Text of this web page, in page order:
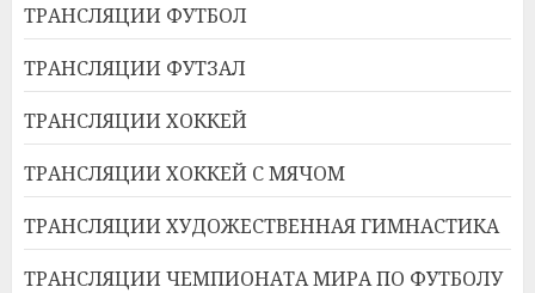
ТРАНСЛЯЦИИ ФУТБОЛ
ТРАНСЛЯЦИИ ФУТЗАЛ
ТРАНСЛЯЦИИ ХОККЕЙ
ТРАНСЛЯЦИИ ХОККЕЙ С МЯЧОМ
ТРАНСЛЯЦИИ ХУДОЖЕСТВЕННАЯ ГИМНАСТИКА
ТРАНСЛЯЦИИ ЧЕМПИОНАТА МИРА ПО ФУТБОЛУ